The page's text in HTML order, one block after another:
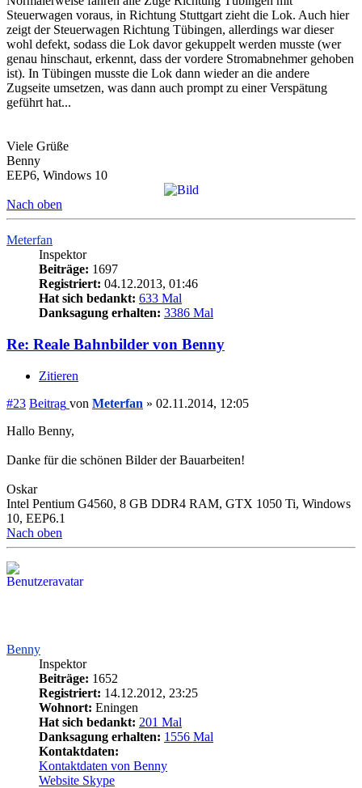
Steuerwagen voraus, in Richtung Stuttgart zieht die Lok. Auch hier
zeigt der Steuerwagen Richtung Tübingen, allerdings war dieser
wohl defekt, sodass die Lok davor gekuppelt werden musste (wer
genau hinschaut, erkennt, dass der vordere Stromabnehmer gehoben
ist). In Tübingen musste die Lok dann wieder an die andere
Zugseite umsetzen, was dann auch prompt zu einer Verspätung
geführt hat...
Viele Grüße
Benny
EEP6, Windows 10
Nach oben
Meterfan
Inspektor
Beiträge: 1697
Registriert: 04.12.2013, 01:46
Hat sich bedankt: 633 Mal
Danksagung erhalten: 3386 Mal
Re: Reale Bahnbilder von Benny
Zitieren
#23 Beitrag von Meterfan » 02.11.2014, 12:05
Hallo Benny,
Danke für die schönen Bilder der Bauarbeiten!
Oskar
Intel Pentium G4560, 8 GB DDR4 RAM, GTX 1050 Ti, Windows
10, EEP6.1
Nach oben
Benny
Inspektor
Beiträge: 1652
Registriert: 14.12.2012, 23:25
Wohnort: Eningen
Hat sich bedankt: 201 Mal
Danksagung erhalten: 1556 Mal
Kontaktdaten:
Kontaktdaten von Benny
Website Skype